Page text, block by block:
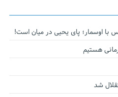
با اوسمار؛ پای یحیی در میان است!
هستیم
شد